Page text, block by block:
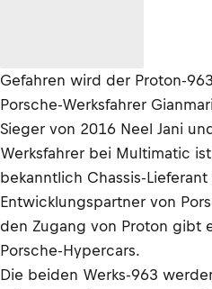
Gefahren wird der Proton-
Porsche-Werksfahrer
Sieger von 2016 Neel Jani
Werksfahrer bei Multimatic
bekanntlich Chassis-Lieferant
Entwicklungspartner von
den Zugang von Proton gibt
Porsche-Hypercars.
Die beiden Werks-963